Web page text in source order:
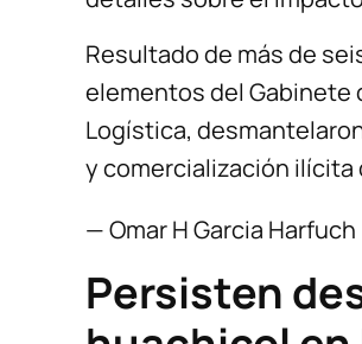
Resultado de más de
elementos del Gabinete
Logística,
y comercialización ilícita
— Omar H Garcia
Persisten